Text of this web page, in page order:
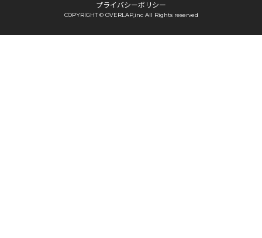
プライバシーポリシー
COPYRIGHT © OVERLAP,inc All Rights reserved